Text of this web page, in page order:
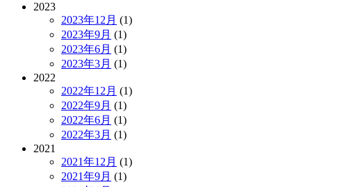
2023
2023年12月 (1)
2023年9月 (1)
2023年6月 (1)
2023年3月 (1)
2022
2022年12月 (1)
2022年9月 (1)
2022年6月 (1)
2022年3月 (1)
2021
2021年12月 (1)
2021年9月 (1)